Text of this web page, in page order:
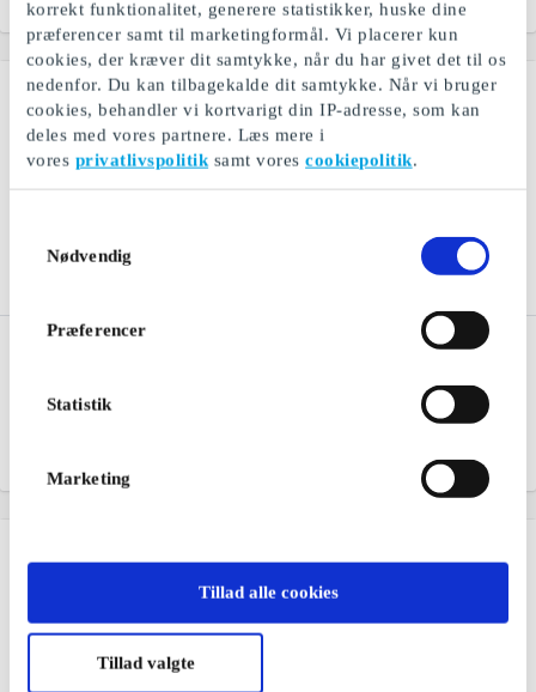
korrekt funktionalitet, generere statistikker, huske dine
præferencer samt til marketingformål. Vi placerer kun
cookies, der kræver dit samtykke, når du har givet det til os
nedenfor. Du kan tilbagekalde dit samtykke. Når vi bruger
cookies, behandler vi kortvarigt din IP-adresse, som kan
deles med vores partnere. Læs mere i
vores privatlivspolitik samt vorescookiepolitik.
Nødvendig
Præferencer
Statistik
Marketing
Tillad alle cookies
Tillad valgte
og underholdning
Fashioncheque DK
Et modegavekort til mange
butikskæder og webshops